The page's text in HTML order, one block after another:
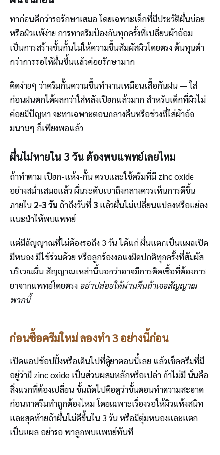
ทาก่อนดีกว่ารอรักษาเสมอ โดยเฉพาะเด็กที่มีประวัติผื่นบ่อย
หรือผิวแพ้ง่าย การทาครีมป้องกันทุกครั้งที่เปลี่ยนผ้าอ้อม
เป็นการสร้างชั้นกั้นไม่ให้ความชื้นสัมผัสผิวโดยตรง ต้นทุนต่ำ
กว่าการรอให้ผื่นขึ้นแล้วค่อยรักษามาก
คิดง่ายๆ ว่าครีมกั้นความชื้นทำงานเหมือนเสื้อกันฝน — ใส่
ก่อนฝนตกได้ผลกว่าใส่หลังเปียกแล้วมาก สำหรับเด็กที่ผิวไม่
ค่อยมีปัญหา จะทาเฉพาะตอนกลางคืนหรือช่วงที่ใส่ผ้าอ้อ
มนานๆ ก็เพียงพอแล้ว
ผื่นไม่หายใน 3 วัน ต้องพบแพทย์เลยไหม
ถ้าทำตาม เปียก-แห้ง-กั้น ครบและใช้ครีมที่มี zinc oxide
อย่างสม่ำเสมอแล้ว ผื่นระดับเบาถึงกลางควรเห็นการดีขึ้น
ภายใน2-3 วัน ถ้าถึงวันที่ 3 แล้วผื่นไม่เปลี่ยนแปลงหรือแย่ลง
แนะนำให้พบแพทย์
แต่มีสัญญาณที่ไม่ต้องรอถึง 3 วัน ได้แก่ ผื่นแตกเป็นแผลเปิด
มีหนอง มีไข้ร่วมด้วย หรือลูกร้องงอแงผิดปกติทุกครั้งที่สัมผัส
บริเวณผื่น สัญญาณเหล่านี้บอกว่าอาจมีการติดเชื้อที่ต้องการ
ยาจากแพทย์โดยตรง อย่าปล่อยให้ผ่านคืนถ้าเจอสัญญาณ
พวกนี้
ก่อนซื้อครีมใหม่ ลองทำ 3 อย่างนี้ก่อน
เปิดแอปช้อปปิ้งหรือเดินไปที่ตู้ยาตอนนี้เลย แล้วเช็คครีมที่มี
อยู่ว่ามี zinc oxide เป็นส่วนผสมหลักหรือเปล่า ถ้าไม่มี นั่นคือ
สิ่งแรกที่ต้องเปลี่ยน ขั้นถัดไปคือดูว่าขั้นตอนทำความสะอาด
ก่อนทาครีมทำถูกต้องไหม โดยเฉพาะเรื่องรอให้ผิวแห้งสนิท
และสุดท้ายถ้าผื่นไม่ดีขึ้นใน 3 วัน หรือมีตุ่มหนองและแตก
เป็นแผล อย่ารอ พาลูกพบแพทย์ทันที